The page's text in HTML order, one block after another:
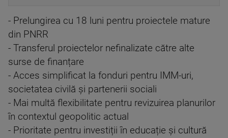
- Prelungirea cu 18 luni pentru proiectele mature
din PNRR
- Transferul proiectelor nefinalizate către alte
surse de finanțare
- Acces simplificat la fonduri pentru IMM-uri,
societatea civilă și partenerii sociali
- Mai multă flexibilitate pentru revizuirea planurilor
în contextul geopolitic actual
- Prioritate pentru investiții în educație și cultură